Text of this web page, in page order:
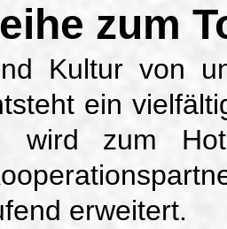
zum
Kultur von
ein
wird zum
erweitert.